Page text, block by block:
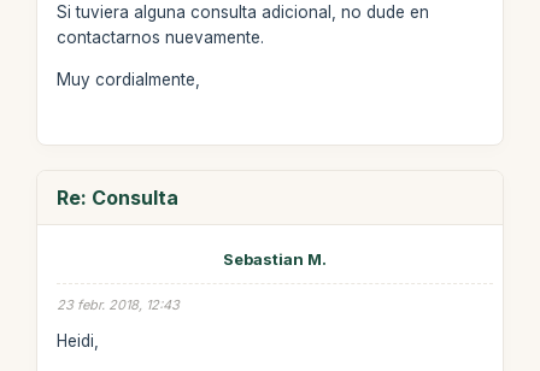
Si tuviera alguna consulta adicional, no dude en
contactarnos nuevamente.
Muy cordialmente,
Re: Consulta
Sebastian M.
23 febr. 2018, 12:43
Heidi,